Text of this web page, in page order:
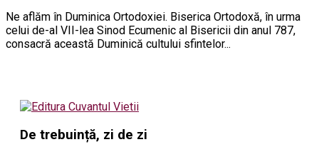
Ne aflăm în Duminica Ortodoxiei. Biserica Ortodoxă, în urma
celui de-al VII-lea Sinod Ecumenic al Bisericii din anul 787,
consacră această Duminică cultului sfintelor...
De trebuință, zi de zi